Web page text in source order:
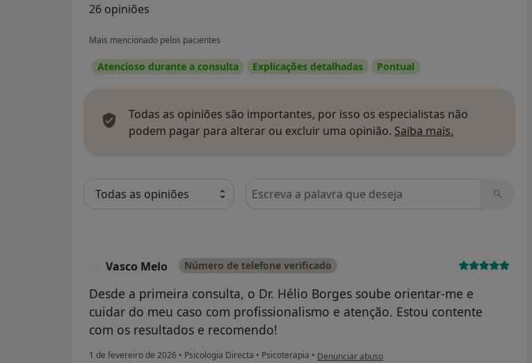
26 opiniões
Mais mencionado pelos pacientes
Atencioso durante a consulta Explicações detalhadas Pontual
Todas as opiniões são importantes, por isso os especialistas não
podem pagar para alterar ou excluir uma opinião. Saiba mais.
Pesquisar em opiniões
Vasco Melo Número de telefone verificado
Desde a primeira consulta, o Dr. Hélio Borges soube orientar-me e
cuidar do meu caso com profissionalismo e atenção. Estou contente
com os resultados e recomendo!
1 de fevereiro de 2026 • Psicologia Directa • Psicoterapia • na opinião do utilizador Vasco Melo
Denunciar abuso